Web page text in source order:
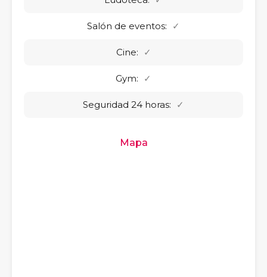
Salón de eventos: ✓
Cine: ✓
Gym: ✓
Seguridad 24 horas: ✓
Mapa